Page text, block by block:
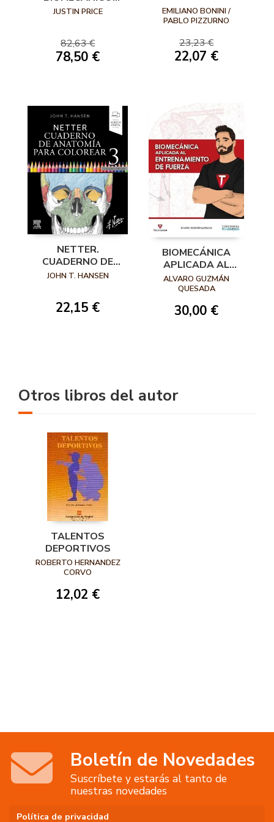
PARA EL EJERCICIO
JUSTIN PRICE
82,63 €
78,50 €
HUMANA: LA
ANATOMÍA NUNCA
ACCESIBLE. TODO
LO QUE NECESITAS
EMILIANO BONINI /
PABLO PIZZURNO
23,23 €
22,07 €
NETTER.
CUADERNO DE
ANATOMÍA PARA
JOHN T. HANSEN
22,15 €
BIOMECÁNICA
APLICADA AL
ENTRENAMIENTO
DE FUERZA
ALVARO GUZMÁN
QUESADA
30,00 €
Otros libros del autor
TALENTOS
DEPORTIVOS
ROBERTO HERNANDEZ
CORVO
12,02 €
Boletín de Novedades
Suscríbete y estarás al tanto de
nuestras novedades
Política de privacidad